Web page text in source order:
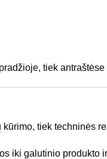
tiek
kūrimo, tiek techninės
iki galutinio produkto